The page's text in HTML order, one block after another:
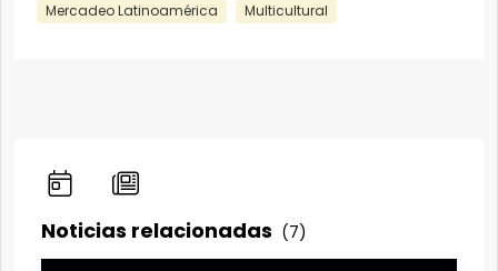
Mercadeo Latinoamérica
Multicultural
Noticias relacionadas (7)